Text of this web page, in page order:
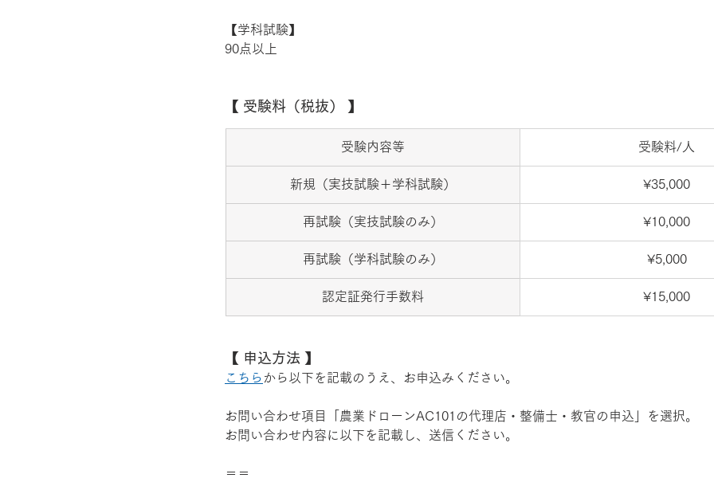
【学科試験】
90点以上
【 受験料（税抜） 】
受験内容等 受験料/人
新規（実技試験＋学科試験） ¥35,000
再試験（実技試験のみ） ¥10,000
再試験（学科試験のみ） ¥5,000
認定証発行手数料 ¥15,000
【 申込方法 】
こちら から以下を記載のうえ、お申込みください。
お問い合わせ項目「
農業ドローンAC101の代理店・整備士・教官の申込」を選択。
お問い合わせ内容に以下を記載し、送信ください。
＝＝